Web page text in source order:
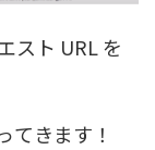
スト URL を
てきます！